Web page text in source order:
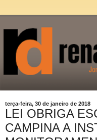
terça-feira, 30 de janeiro de 2018
LEI OBRIGA
CAMPINA A